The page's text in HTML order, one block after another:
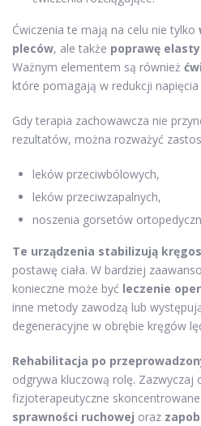
Ćwiczenia te mają na celu nie tylko
pleców, ale także poprawę
Ważnym elementem są również
które pomagają w redukcji
Gdy terapia zachowawcza nie
rezultatów, można rozważyć
leków przeciwbólowych,
leków przeciwzapalnych,
noszenia gorsetów
Te urządzenia stabilizują
postawę ciała. W bardziej
konieczne może być leczenie
inne metody zawodzą lub
degeneracyjne w obrębie kręgów
Rehabilitacja po
odgrywa kluczową rolę. Zazwyczaj
fizjoterapeutyczne
sprawności ruchowej oraz